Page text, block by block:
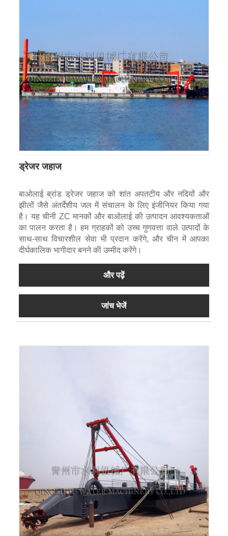
ड्रेजर जहाज
बाओलाई ब्रांड ड्रेजर जहाज को शांत अपतटीय और नदियों और
झीलों जैसे अंतर्देशीय जल में संचालन के लिए इंजीनियर किया गया
है। यह चीनी ZC मानकों और बाओलाई की उत्पादन आवश्यकताओं
का पालन करता है। हम ग्राहकों को उच्च गुणवत्ता वाले उत्पादों के
साथ-साथ विचारशील सेवा भी प्रदान करेंगे, और चीन में आपका
दीर्घकालिक भागीदार बनने की उम्मीद करेंगे।
और पढ़ें
जांच भेजें